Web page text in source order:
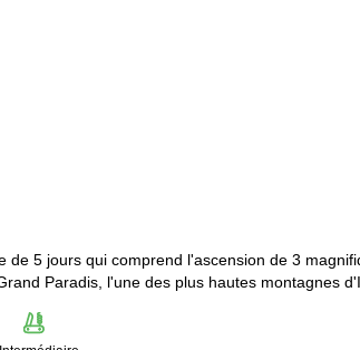
de 5 jours qui comprend l'ascension de 3
Paradis, l'une des plus hautes montagnes